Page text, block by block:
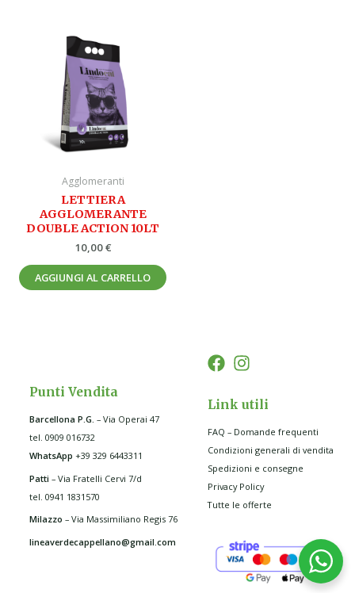
Agglomeranti
LETTIERA
AGGLOMERANTE
DOUBLE ACTION 10LT
10,00€
AGGIUNGI AL CARRELLO
Punti Vendita
Barcellona P.G. – Via Operai 47
tel. 0909 016732
WhatsApp +39 329 6443311
Patti – Via Fratelli Cervi 7/d
tel. 0941 1831570
Milazzo– Via Massimiliano Regis 76
lineaverdecappellano@gmail.com
Link utili
FAQ – Domande frequenti
Condizioni generali di vendita
Spedizioni e consegne
Privacy Policy
Tutte le offerte